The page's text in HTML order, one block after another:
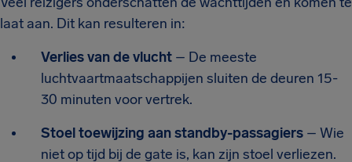
laat aan. Dit kan resulteren in:
Verlies van de vlucht – De meeste
luchtvaartmaatschappijen sluiten de deuren 15-
30 minuten voor vertrek.
Stoel toewijzing aan standby-passagiers – Wie
niet op tijd bij de gate is, kan zijn stoel verliezen.